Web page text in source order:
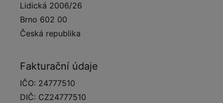
Lidická 2006/26
Brno 602 00
Česká republika
Fakturační údaje
IČO: 24777510
DIČ: CZ24777510